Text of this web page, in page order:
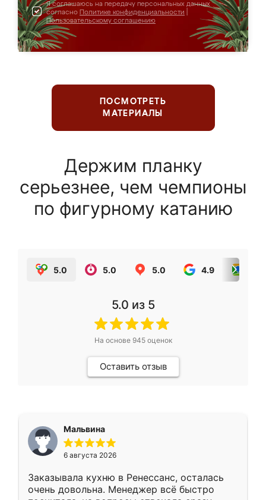
Я соглашаюсь на передачу персональных данных
согласно Политике конфиденциальности
Пользовательскому соглашению
ПОСМОТРЕТЬ
МАТЕРИАЛЫ
Держим планку
серьезнее, чем чемпионы
по фигурному катанию
5.0 5.0 5.0 4.9
5.0 из 5
На основе 945оценок
Оставить отзыв
Мальвина
6 августа 2026
Заказывала кухню в Ренессанс, осталась
очень довольна. Менеджер всё быстро